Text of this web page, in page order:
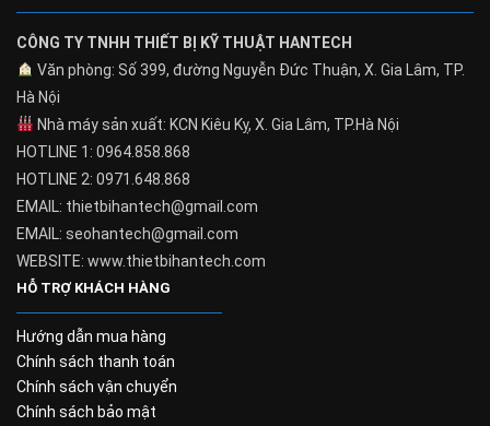
CÔNG TY TNHH THIẾT BỊ KỸ THUẬT HANTECH
Văn phòng: Số 399, đường Nguyễn Đức Thuận, X. Gia Lâm, TP.
Hà Nội
Nhà máy sản xuất: KCN Kiêu Kỵ, X. Gia Lâm, TP.Hà Nội
HOTLINE 1: 0964.858.868
HOTLINE 2: 0971.648.868
EMAIL: thietbihantech@gmail.com
EMAIL: seohantech@gmail.com
WEBSITE: www.thietbihantech.com
HỖ TRỢ KHÁCH HÀNG
Hướng dẫn mua hàng
Chính sách thanh toán
Chính sách vận chuyển
Chính sách bảo mật